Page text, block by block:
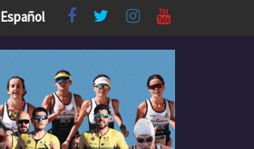
Español